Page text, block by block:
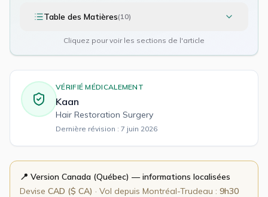
Table des Matières(10)
Cliquez pour voir les sections de l'article
VÉRIFIÉ MÉDICALEMENT
Kaan
Hair Restoration Surgery
Dernière révision : 7 juin 2026
📍 Version Canada (Québec) — informations localisées
Devise CAD ($ CA) · Vol depuis Montréal-Trudeau : 9h30